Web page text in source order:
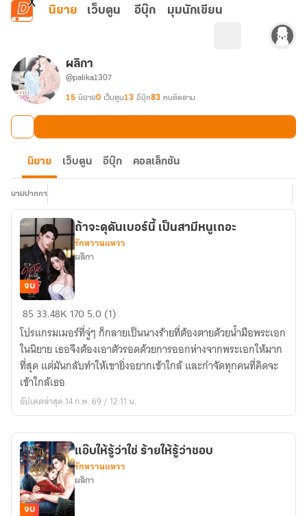
ข้ามไปยังเนื้อหาหลัก
นิยาย เว็บตูน อีบุ๊ก มุมนักเขียน
ผลิกา
@palika1307
15 นิยาย0 เว็บตูน13 อีบุ๊ก83 คนติดตาม
นิยาย เว็บตูน อีบุ๊ก คอลเล็กชัน
นามปากกา
ถ้า
จะ
ดุดัน
เบอร์
นี้
เป็น
สามี
เถอะ
จบ
ถ้าจะดุดันเบอร์นี้ เป็นสามีหนูเถอะ
รักหวานแหวว
ผลิกา
85 33.48K 1705.0 (1)
โปรแกรมเมอร์ที่จู่ๆ ก็กลายเป็นนางร้ายที่ต้องตายด้วยน้ำมือพระเอก
ในนิยาย เธอจึงต้องเอาตัวรอดด้วยการออกห่างจากพระเอกให้มาก
ที่สุด แต่มันกลับทำให้เขายิ่งอยากเข้าใกล้ และกำจัดทุกคนที่คิดจะ
เข้าใกล้เธอ
อัปเดตล่าสุด 14 ก.พ. 69 / 12:11 น.
จบ
แอ๊บให้รู้ว่าใช่ ร้ายให้รู้ว่าชอบ
รักหวานแหวว
ผลิกา